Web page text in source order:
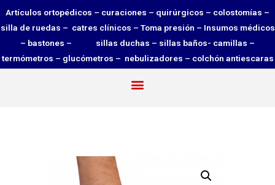
Artículos ortopédicos – curaciones – quirúrgicos – colostomías –
silla de ruedas – catres clínicos – Toma presión – Insumos médicos
– bastones – sillas duchas – sillas baños- camillas –
termómetros – glucómetros – nebulizadores – colchón antiescaras